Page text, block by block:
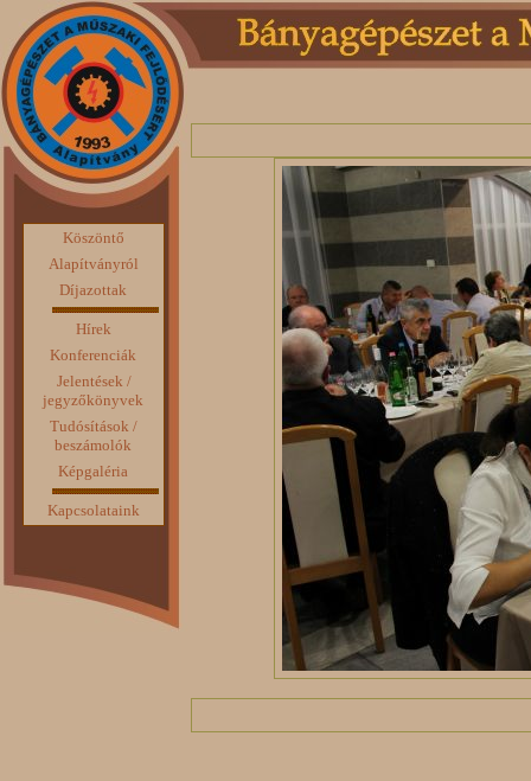
Köszöntő
Alapítványról
Díjazottak
Hírek
Konferenciák
Jelentések /
jegyzőkönyvek
Tudósítások /
beszámolók
Képgaléria
Kapcsolataink